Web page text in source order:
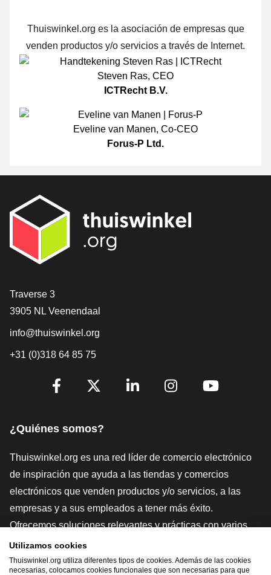
Thuiswinkel.org es la asociación de empresas que
venden productos y/o servicios a través de Internet.
Steven Ras, CEO
ICTRecht B.V.
Eveline van Manen, Co-CEO
Forus-P Ltd.
[_General:Contact]
Traverse 3
3905 NL Veenendaal
info@thuiswinkel.org
+31 (0)318 64 85 75
[_General:SocialMediaTitle]
¿Quiénes somos?
Thuiswinkel.org es una red líder de comercio electrónico
de inspiración que ayuda a las tiendas y comercios
electrónicos que venden productos y/o servicios, a las
empresas y a sus empleados a tener más éxito.
Ofrecemos soluciones relevantes y prácticas con varios
sellos de confianza, Thuiswinkel Reviews, herramientas y
asesoramiento jurídico, defensa, estudios de mercado, y
Utilizamos cookies
Thuiswinkel.org utiliza diferentes tipos de cookies. Además de las cookies
necesarias, colocamos cookies funcionales que son necesarias para que